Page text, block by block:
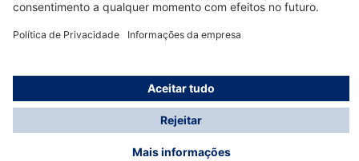
© Dräger Portugal, Lda, 2024
* Todos os preços excl. IVA mais
possíveis taxas de entrega, se não for indicado o